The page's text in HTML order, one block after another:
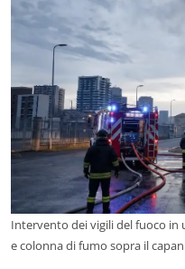
Intervento dei vigili del fuoco in
e colonna di fumo sopra il